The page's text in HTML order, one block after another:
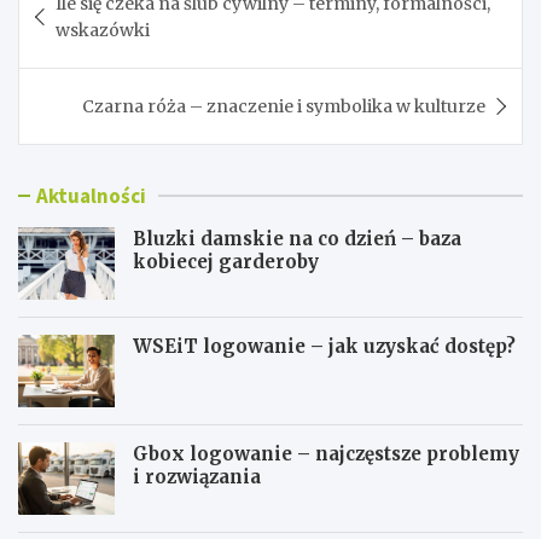
wpisu
wskazówki
Czarna róża – znaczenie i symbolika w kulturze
Aktualności
Bluzki damskie na co dzień – baza
kobiecej garderoby
WSEiT logowanie – jak uzyskać dostęp?
Gbox logowanie – najczęstsze problemy
i rozwiązania